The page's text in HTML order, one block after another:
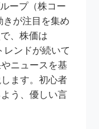
ープ（株コー
きが注目を集め
、株価は
レンドが続いて
ニュースを基
ます。初心者
う、優しい言